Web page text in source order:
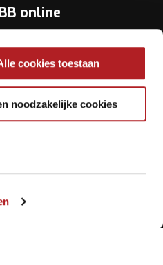
cookies toestaan
noodzakelijke cookies
online